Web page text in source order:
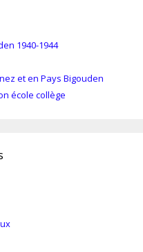
1940-1944
et en Pays Bigouden
école collège